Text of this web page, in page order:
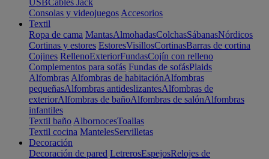
USBCables Jack
Consolas y videojuegos Accesorios
Textil
Ropa de cama MantasAlmohadasColchasSábanasNórdicos
Cortinas y estores EstoresVisillosCortinasBarras de cortina
Cojines RellenoExteriorFundasCojín con relleno
Complementos para sofás Fundas de sofásPlaids
Alfombras Alfombras de habitaciónAlfombras
pequeñasAlfombras antideslizantesAlfombras de
exteriorAlfombras de bañoAlfombras de salónAlfombras
infantiles
Textil baño AlbornocesToallas
Textil cocina MantelesServilletas
Decoración
Decoración de pared LetrerosEspejosRelojes de